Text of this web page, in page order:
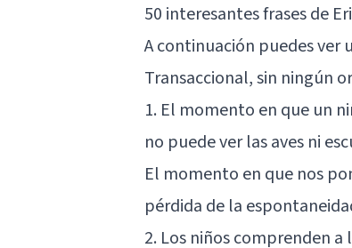
50 interesantes frases de
A continuación puedes ver
Transaccional, sin ningún
1. El momento en que un
no puede ver las aves ni
El momento en que nos
pérdida de la
2. Los niños comprenden